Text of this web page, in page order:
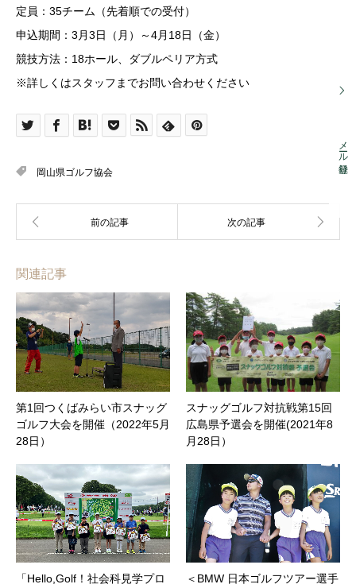
定員：35チーム（先着順での受付）
申込期間：3月3日（月）～4月18日（金）
競技方法：18ホール、ダブルペリア方式
※詳しくはスタッフまでお問い合わせください
岡山県ゴルフ協会
関連記事
第1回つくばみらい市スナッグ
ゴルフ大会を開催（2022年5月
28日）
スナッグゴルフ対抗戦第15回
広島県予選会を開催(2021年8
月28日）
「Hello,Golf！社会科見学プロ
＜BMW 日本ゴルフツアー選手
メール登録